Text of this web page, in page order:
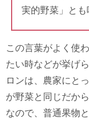
実的野菜」とも
この言葉がよく使
たい時などが挙げ
ロンは、農家にと
が野菜と同じだか
なので、普通果物